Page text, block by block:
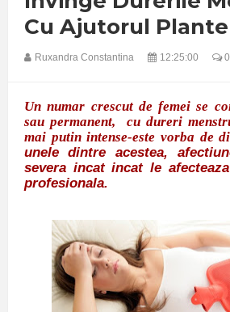
Cu Ajutorul
Ruxandra Constantina 12:25:00 0
Un numar crescut de femei se
sau permanent, cu dureri
mai putin intense-este vorba de
unele dintre acestea,
severa incat incat le
profesionala.